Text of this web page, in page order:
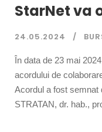
StarNet va
24.05.2024
În data de 23 mai
acordului de
Acordul a fost semnat
STRATAN, dr. hab.,